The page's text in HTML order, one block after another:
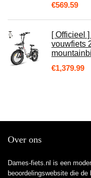
€569.59
[ Officieel
vouwfiets
€1,379.99
Over ons
Dames-fiets.nl is een
beoordelingswebsite die